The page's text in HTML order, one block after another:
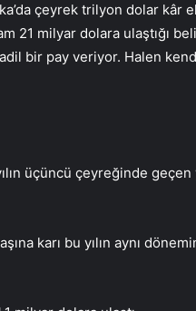
çeyrek trilyon dolar kâr
21 milyar dolara ulaştığı
bir pay veriyor. Halen
üçüncü çeyreğinde geçen
karı bu yılın aynı